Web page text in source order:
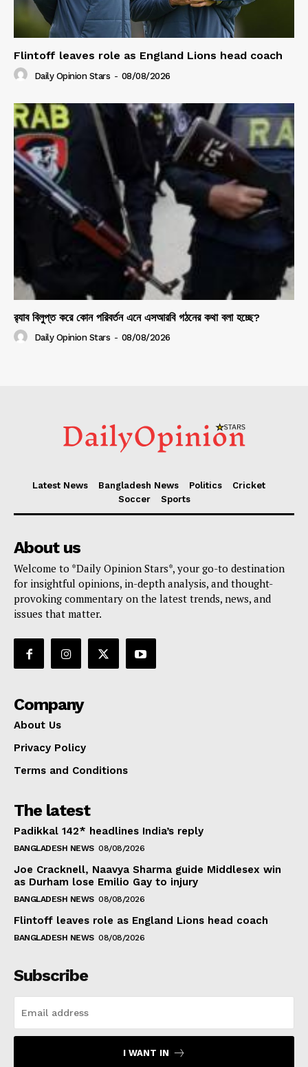
Flintoff leaves role as England Lions head coach
Daily Opinion Stars - 08/08/2026
র‍্যাব বিলুপ্ত করে কোন পরিবর্তন এনে এসআরবি গঠনের কথা বলা হচ্ছে?
Daily Opinion Stars - 08/08/2026
Latest News Bangladesh News Politics
Cricket
Soccer
Sports
About us
Welcome to *Daily Opinion Stars*, your go-to destination
for insightful opinions, in-depth analysis, and thought-
provoking commentary on the latest trends, news, and
issues that matter.
Company
About Us
Privacy Policy
Terms and Conditions
The latest
Padikkal 142* headlines India’s reply
BANGLADESH NEWS 08/08/2026
Joe Cracknell, Naavya Sharma guide Middlesex win
as Durham lose Emilio Gay to injury
BANGLADESH NEWS 08/08/2026
Flintoff leaves role as England Lions head coach
BANGLADESH NEWS 08/08/2026
Subscribe
I WANT IN